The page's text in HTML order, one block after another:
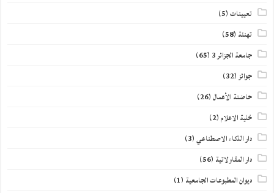
تعيينات(5)
تهنئة (58)
جامعة الجزائر 3 (65)
جوائز(32)
حاضنة الأعمال(26)
خلية الاعلام(2)
دار الذكاء الاصطناعي(3)
دار المقاولاتية (56)
ديوان المطبوعات الجامعية (1)